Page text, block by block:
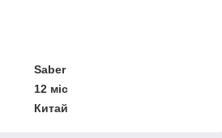
Saber
12 міс
Китай